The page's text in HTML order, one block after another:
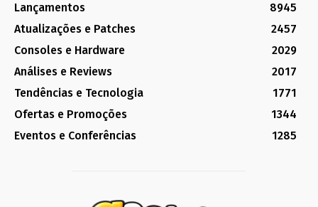
Lançamentos
8945
Atualizações e Patches
2457
Consoles e Hardware
2029
Análises e Reviews
2017
Tendências e Tecnologia
1771
Ofertas e Promoções
1344
Eventos e Conferências
1285